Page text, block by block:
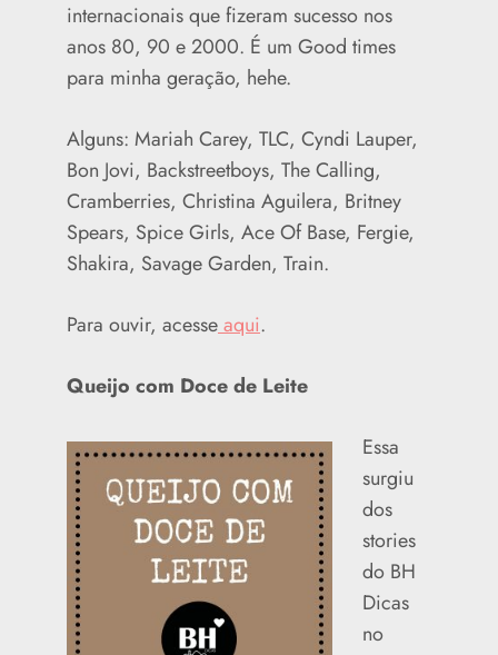
internacionais que fizeram sucesso nos
anos 80, 90 e 2000. É um Good times
para minha geração, hehe.
Alguns: Mariah Carey, TLC, Cyndi Lauper,
Bon Jovi, Backstreetboys, The Calling,
Cramberries, Christina Aguilera, Britney
Spears, Spice Girls, Ace Of Base, Fergie,
Shakira, Savage Garden, Train.
Para ouvir, acesseaqui.
Queijo com Doce de Leite
Essa
surgiu
dos
stories
do BH
Dicas
no